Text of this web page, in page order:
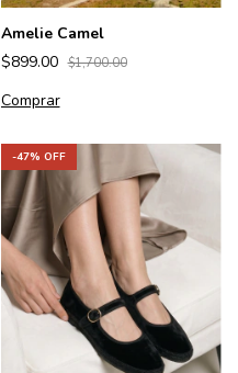
Amelie Camel
$899.00 $1,700.00
Comprar
-47% OFF